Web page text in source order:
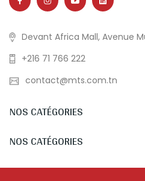
Devant Africa Mall, Avenue
+216 71 766 222
contact@mts.com.tn
NOS CATÉGORIES
NOS CATÉGORIES